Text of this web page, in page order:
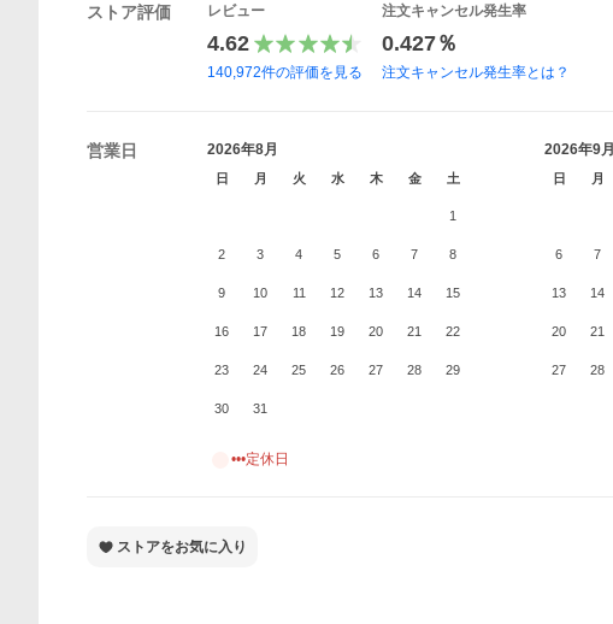
ストア評価 レビュー
4.62
140,972件の評価を見る
注文キャンセル発生率
0.427％
注文キャンセル発生率とは？
営業日 2026年8月
日 月 火 水 木 金 土
1
2 3 4 5 6 7 8
9 10 11 12 13 14 15
16 17 18 19 20 21 22
23 24 25 26 27 28 29
30 31
2026年9月
日 月
6 7
13 14
20 21
27 28
•••定休日
ストアをお気に入り